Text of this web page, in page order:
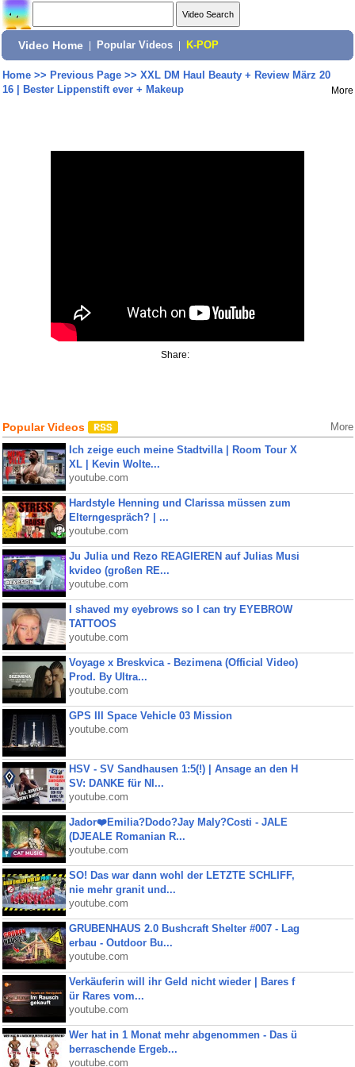
Video Home Popular Videos K-POP
Home>> Previous Page>> XXL DM Haul Beauty + Review März 20
16 | Bester Lippenstift ever + Makeup
More
Share:
Popular Videos More
Ich zeige euch meine Stadtvilla | Room Tour X
XL | Kevin Wolte...
youtube.com
Hardstyle Henning und Clarissa müssen zum
Elterngespräch? | ...
youtube.com
Ju Julia und Rezo REAGIEREN auf Julias Musi
kvideo (großen RE...
youtube.com
I shaved my eyebrows so I can try EYEBROW
TATTOOS
youtube.com
Voyage x Breskvica - Bezimena (Official Video)
Prod. By Ultra...
youtube.com
GPS III Space Vehicle 03 Mission
youtube.com
HSV - SV Sandhausen 1:5(!) | Ansage an den H
SV: DANKE für NI...
youtube.com
Jador❤️Emilia?Dodo?Jay Maly?Costi - JALE
(DJEALE Romanian R...
youtube.com
SO! Das war dann wohl der LETZTE SCHLIFF,
nie mehr granit und...
youtube.com
GRUBENHAUS 2.0 Bushcraft Shelter #007 - Lag
erbau - Outdoor Bu...
youtube.com
Verkäuferin will ihr Geld nicht wieder | Bares f
ür Rares vom...
youtube.com
Wer hat in 1 Monat mehr abgenommen - Das ü
berraschende Ergeb...
youtube.com